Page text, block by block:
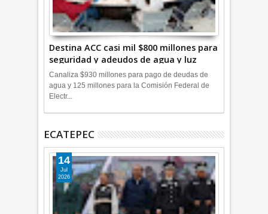
Destina ACC casi mil $800 millones para
seguridad y adeudos de agua y luz
+Video
Canaliza $930 millones para pago de deudas de
agua y 125 millones para la Comisión Federal de
Electr...
ECATEPEC
14
Jul
2026